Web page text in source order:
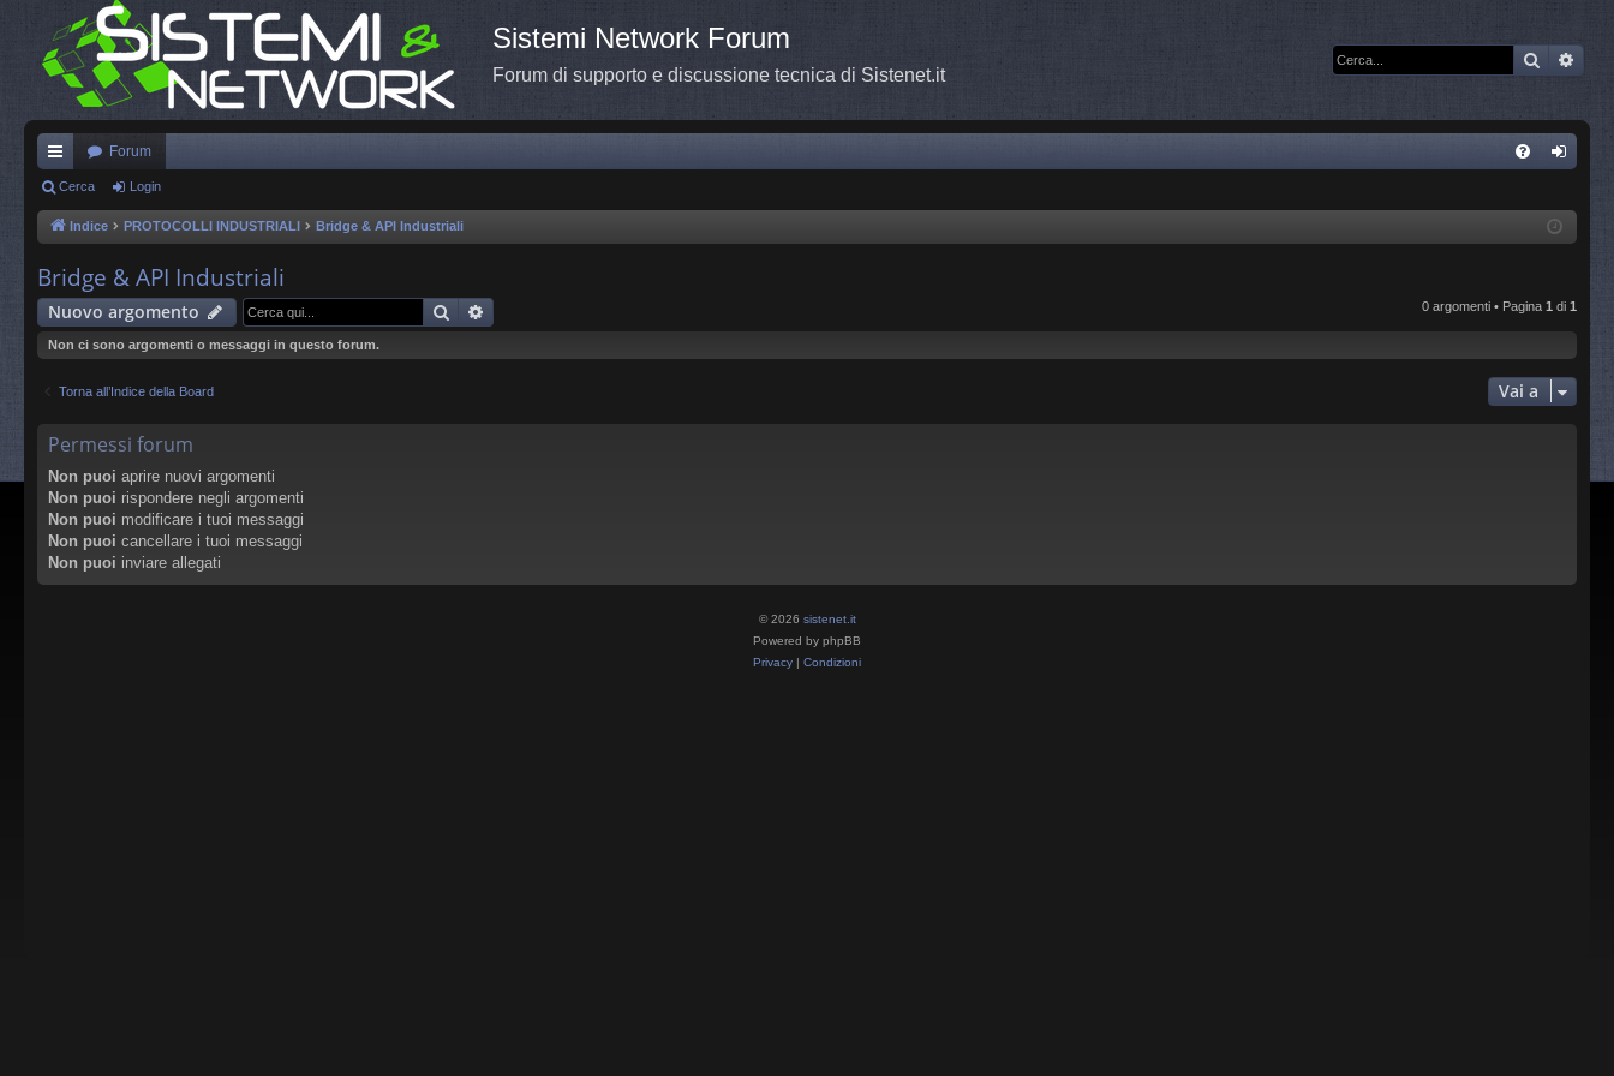
Sistemi Network Forum
Forum di supporto e discussione tecnica di Sistenet.it
Cerca
oll
eg
m
en
ap
idi
Forum
in
Cerca Login
Indice PROTOCOLLI INDUSTRIALI Bridge & API Industriali
Bridge & API Industriali
Nuovo argomento Cerca 0 argomenti • Pagina 1 di 1
Non ci sono argomenti o messaggi in questo forum.
Torna all’Indice della Board Vai a
Permessi forum
Non puoi aprire nuovi argomenti
Non puoi rispondere negli argomenti
Non puoi modificare i tuoi messaggi
Non puoi cancellare i tuoi messaggi
Non puoi inviare allegati
© 2026 sistenet.it
Powered by phpBB
Privacy | Condizioni